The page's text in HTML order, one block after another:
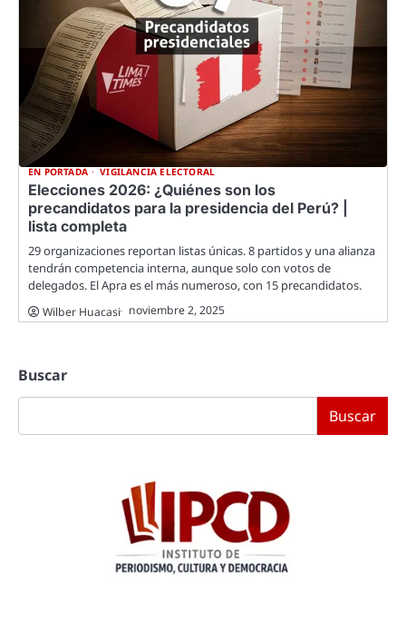
EN PORTADA VIGILANCIA ELECTORAL
Elecciones 2026: ¿Quiénes son los
precandidatos para la presidencia del Perú? |
lista completa
29 organizaciones reportan listas únicas. 8 partidos y una alianza
tendrán competencia interna, aunque solo con votos de
delegados. El Apra es el más numeroso, con 15 precandidatos.
Wilber Huacasi noviembre 2, 2025
Buscar
Buscar